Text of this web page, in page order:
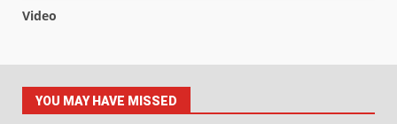
Video
YOU MAY HAVE MISSED